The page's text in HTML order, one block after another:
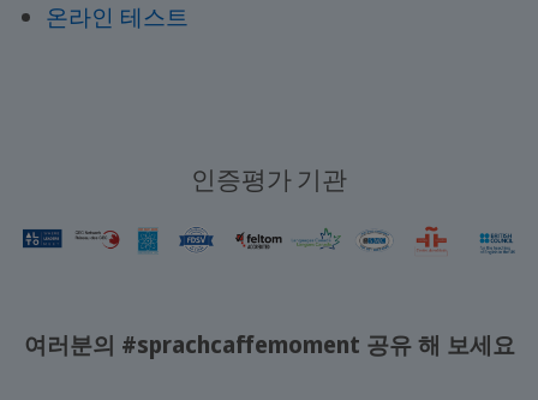
온라인 테스트
인증평가 기관
여러분의 #sprachcaffemoment 공유 해 보세요